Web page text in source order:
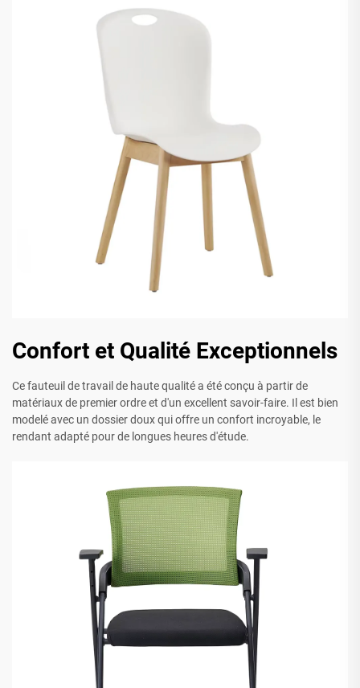
Confort et Qualité Exceptionnels
Ce fauteuil de travail de haute qualité a été conçu à partir de
matériaux de premier ordre et d'un excellent savoir-faire. Il est bien
modelé avec un dossier doux qui offre un confort incroyable, le
rendant adapté pour de longues heures d'étude.